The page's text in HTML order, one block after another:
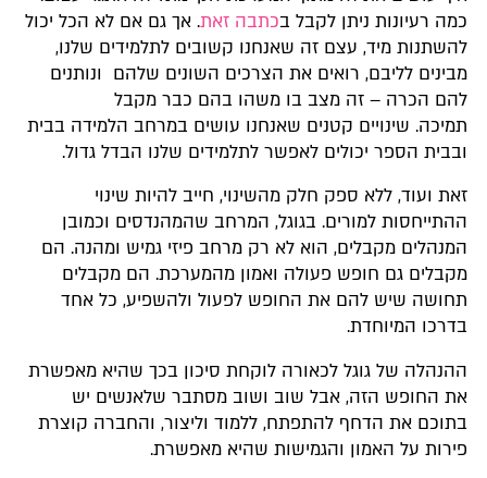
כמה רעיונות ניתן לקבל בכתבה זאת. אך גם אם לא הכל יכול
להשתנות מיד, עצם זה שאנחנו קשובים לתלמידים שלנו,
מבינים לליבם, רואים את הצרכים השונים שלהם ונותנים
להם הכרה – זה מצב בו משהו בהם כבר מקבל
תמיכה. שינויים קטנים שאנחנו עושים במרחב הלמידה בבית
ובבית הספר יכולים לאפשר לתלמידים שלנו הבדל גדול.
זאת ועוד, ללא ספק חלק מהשינוי, חייב להיות שינוי
ההתייחסות למורים. בגוגל, המרחב שהמהנדסים וכמובן
המנהלים מקבלים, הוא לא רק מרחב פיזי גמיש ומהנה. הם
מקבלים גם חופש פעולה ואמון מהמערכת. הם מקבלים
תחושה שיש להם את החופש לפעול ולהשפיע, כל אחד
בדרכו המיוחדת.
ההנהלה של גוגל לכאורה לוקחת סיכון בכך שהיא מאפשרת
את החופש הזה, אבל שוב ושוב מסתבר שלאנשים יש
בתוכם את הדחף להתפתח, ללמוד וליצור, והחברה קוצרת
פירות על האמון והגמישות שהיא מאפשרת.